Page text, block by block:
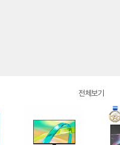
전체보기